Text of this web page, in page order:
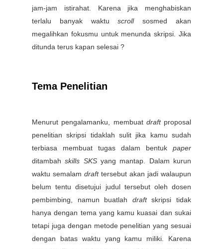
jam-jam istirahat. Karena jika menghabiskan
terlalu banyak waktuscrollsosmed akan
megalihkan fokusmu untuk menunda skripsi. Jika
ditunda terus kapan selesai ?
Tema Penelitian
Menurut pengalamanku, membuat draftproposal
penelitian skripsi tidaklah sulit jika kamu sudah
terbiasa membuat tugas dalam bentuk paper
ditambahskills SKSyang mantap. Dalam kurun
waktu semalam drafttersebut akan jadi walaupun
belum tentu disetujui judul tersebut oleh dosen
pembimbing, namun buatlah draftskripsi tidak
hanya dengan tema yang kamu kuasai dan sukai
tetapi juga dengan metode penelitian yang sesuai
dengan batas waktu yang kamu miliki. Karena